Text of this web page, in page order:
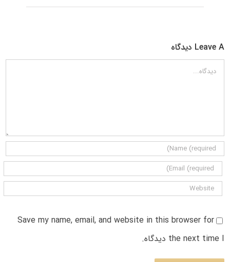
Leave A دیدگاه
دیدگاه
Save my name, email, and website in this browser for
the next time I دیدگاه.